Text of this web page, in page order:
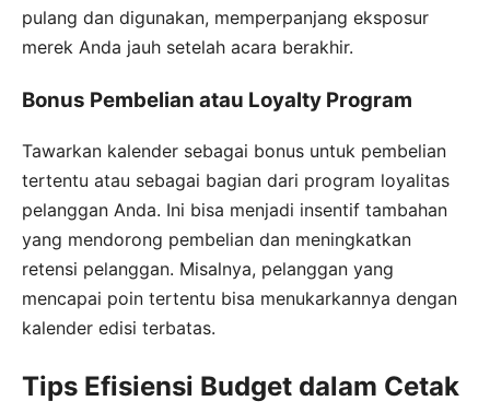
pulang dan digunakan, memperpanjang eksposur
merek Anda jauh setelah acara berakhir.
Bonus Pembelian atau Loyalty Program
Tawarkan kalender sebagai bonus untuk pembelian
tertentu atau sebagai bagian dari program loyalitas
pelanggan Anda. Ini bisa menjadi insentif tambahan
yang mendorong pembelian dan meningkatkan
retensi pelanggan. Misalnya, pelanggan yang
mencapai poin tertentu bisa menukarkannya dengan
kalender edisi terbatas.
Tips Efisiensi Budget dalam Cetak